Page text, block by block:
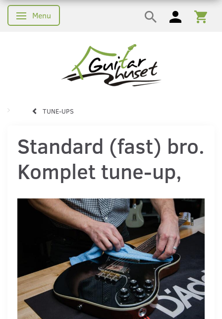
Skifte navigation
Menu
TUNE-UPS
Standard (fast) bro.
Komplet tune-up,